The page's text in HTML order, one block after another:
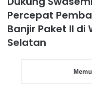
Percepat
Banjir Paket II di
Selatan